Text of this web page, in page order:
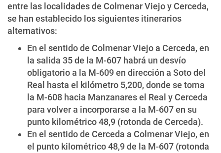
entre las localidades de Colmenar Viejo y Cerceda,
se han establecido los siguientes itinerarios
alternativos:
En el sentido de Colmenar Viejo a Cerceda, en
la salida 35 de la M-607 habrá un desvío
obligatorio a la M-609 en dirección a Soto del
Real hasta el kilómetro 5,200, donde se toma
la M-608 hacia Manzanares el Real y Cerceda
para volver a incorporarse a la M-607 en su
punto kilométrico 48,9 (rotonda de Cerceda).
En el sentido de Cerceda a Colmenar Viejo, en
el punto kilométrico 48,9 de la M-607 (rotonda